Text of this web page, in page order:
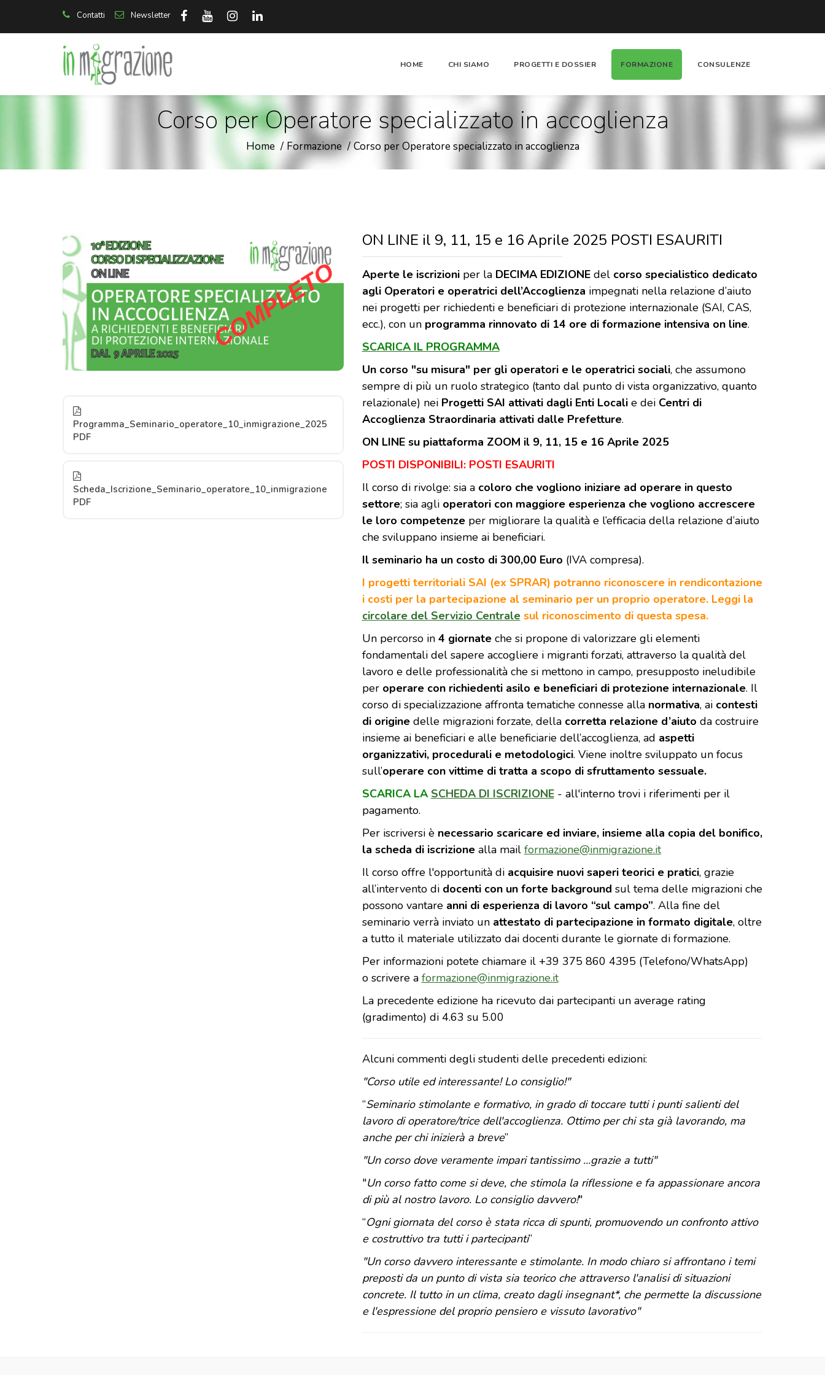
Contatti Newsletter
HOME CHI SIAMO PROGETTI E DOSSIER FORMAZIONE CONSULENZE
Corso per Operatore specializzato in accoglienza
Home Formazione Corso per Operatore specializzato in accoglienza
Programma_Seminario_operatore_10_inmigrazione_2025
PDF
Scheda_Iscrizione_Seminario_operatore_10_inmigrazione
PDF
ON LINE il 9, 11, 15 e 16 Aprile 2025 POSTI ESAURITI
Aperte le iscrizioniper la DECIMA EDIZIONEdel corso specialistico dedicato
agli Operatori e operatrici dell’Accoglienza impegnati nella relazione d’aiuto
nei progetti per richiedenti e beneficiari di protezione internazionale (SAI, CAS,
ecc.), con un programma rinnovato di 14 ore di formazione intensiva on line.
SCARICA IL PROGRAMMA
Un corso "su misura" per gli operatori e le operatrici sociali, che assumono
sempre di più un ruolo strategico (tanto dal punto di vista organizzativo, quanto
relazionale) nei Progetti SAI attivati dagli Enti Localie dei Centri di
Accoglienza Straordinaria attivati dalle Prefetture.
ON LINE su piattaforma ZOOM il 9, 11, 15 e 16 Aprile 2025
POSTI DISPONIBILI: POSTI ESAURITI
Il corso di rivolge: sia a coloro che vogliono iniziare ad operare in questo
settore; sia agli operatori con maggiore esperienza che vogliono accrescere
le loro competenzeper migliorare la qualità e l’efficacia della relazione d’aiuto
che sviluppano insieme ai beneficiari.
Il seminario ha un costo di 300,00 Euro (IVA compresa).
I progetti territoriali SAI (ex SPRAR) potranno riconoscere in rendicontazione
i costi per la partecipazione al seminario per un proprio operatore. Leggi la
circolare del Servizio Centralesul riconoscimento di questa spesa.
Un percorso in 4 giornate che si propone di valorizzare gli elementi
fondamentali del sapere accogliere i migranti forzati, attraverso la qualità del
lavoro e delle professionalità che si mettono in campo, presupposto ineludibile
per operare con richiedenti asilo e beneficiari di protezione internazionale. Il
corso di specializzazione affronta tematiche connesse alla normativa, ai contesti
di originedelle migrazioni forzate, della corretta relazione d’aiuto da costruire
insieme ai beneficiari e alle beneficiarie dell’accoglienza, ad aspetti
organizzativi, procedurali e metodologici. Viene inoltre sviluppato un focus
sull’operare con vittime di tratta a scopo di sfruttamento sessuale.
SCARICA LA SCHEDA DI ISCRIZIONE- all'interno trovi i riferimenti per il
pagamento.
Per iscriversi è necessario scaricare ed inviare, insieme alla copia del bonifico,
la scheda di iscrizionealla mail formazione@inmigrazione.it
Il corso offre l'opportunità di acquisire nuovi saperi teorici e pratici, grazie
all’intervento di docenti con un forte background sul tema delle migrazioni che
possono vantare anni di esperienza di lavoro “sul campo”. Alla fine del
seminario verrà inviato un attestato di partecipazione in formato digitale, oltre
a tutto il materiale utilizzato dai docenti durante le giornate di formazione.
Per informazioni potete chiamare il +39 375 860 4395 (Telefono/WhatsApp)
o scrivere a formazione@inmigrazione.it
La precedente edizione ha ricevuto dai partecipanti un average rating
(gradimento) di 4.63 su 5.00
Alcuni commenti degli studenti delle precedenti edizioni:
"Corso utile ed interessante! Lo consiglio!"
“Seminario stimolante e formativo, in grado di toccare tutti i punti salienti del
lavoro di operatore/trice dell'accoglienza. Ottimo per chi sta già lavorando, ma
anche per chi inizierà a breve”
"Un corso dove veramente impari tantissimo ...grazie a tutti"
"Un corso fatto come si deve, che stimola la riflessione e fa appassionare ancora
di più al nostro lavoro. Lo consiglio davvero!"
“Ogni giornata del corso è stata ricca di spunti, promuovendo un confronto attivo
e costruttivo tra tutti i partecipanti”
"Un corso davvero interessante e stimolante. In modo chiaro si affrontano i temi
preposti da un punto di vista sia teorico che attraverso l'analisi di situazioni
concrete. Il tutto in un clima, creato dagli insegnant*, che permette la discussione
e l'espressione del proprio pensiero e vissuto lavorativo"